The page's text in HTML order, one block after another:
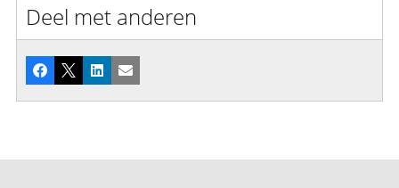
Deel met anderen
Facebook
X LinkedInE-mail